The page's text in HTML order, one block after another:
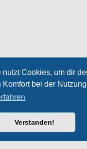
nutzt Cookies, um dir
Komfort bei der
Verstanden!